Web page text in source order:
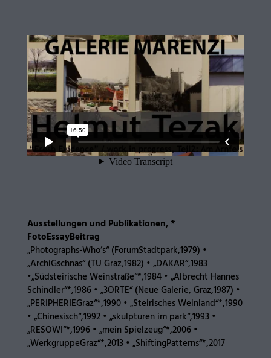
Ausstellungen und Publikationen, *
FotoEssayBeitrag
„Photographs-Who’s“ (ForumStadtpark,1979) •
„ArchiGschnas“ (TU Graz,1982) • „DAKAR“,1983
•„Südsteirische Weinstraße“*,1984 • „Albrecht Hannes
Schindler“*,1986 • „3ORTE“ (Neue Galerie, Graz,1987) •
„PERIPHERIEGraz“*,1990 • „Steirisches Weinland“*,1990
• „Chinesisch“,1992 • „skulpturen im park“,1993 •
„RESOWI“*,1996 • „mein Spielzeug“*,2006 •
„WerkgruppeGraz“*,2013 • „ShiftingPatterns“*,2017